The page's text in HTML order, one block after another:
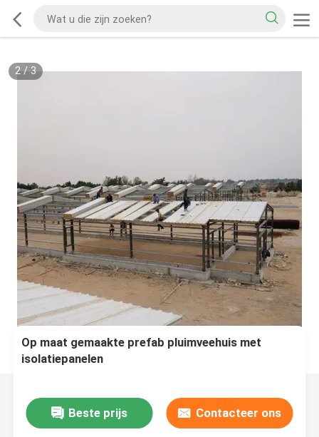
2/ 3
Op maat gemaakte prefab pluimveehuis met
isolatiepanelen
Beste prijs Contacteer ons